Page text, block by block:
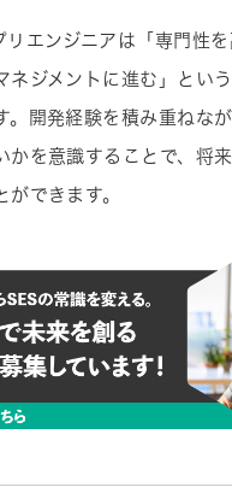
リエンジニアは「専門性
ネジメントに進む」とい
。開発経験を積み重ねな
かを意識することで、将
ができます。